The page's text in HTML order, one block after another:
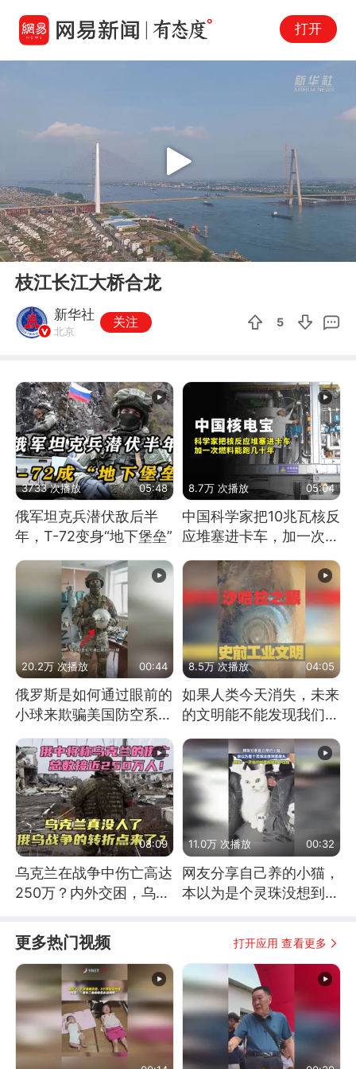
打开
00:00
Play
枝江长江大桥合龙
新华社
北京
关注 5
3733 次播放 05:48
俄军坦克兵潜伏敌后半
年，T-72变身“地下堡垒”
8.7万 次播放 05:04
中国科学家把10兆瓦核反
应堆塞进卡车，加一次燃
料能跑几十年
20.2万 次播放 00:44
俄罗斯是如何通过眼前的
小球来欺骗美国防空系统
8.5万 次播放 04:05
如果人类今天消失，未来
的文明能不能发现我们存
08:09
乌克兰在战争中伤亡高达
250万？内外交困，乌克
11.0万 次播放 00:32
网友分享自己养的小猫，
本以为是个灵珠没想到是
更多热门视频 打开应用 查看更多